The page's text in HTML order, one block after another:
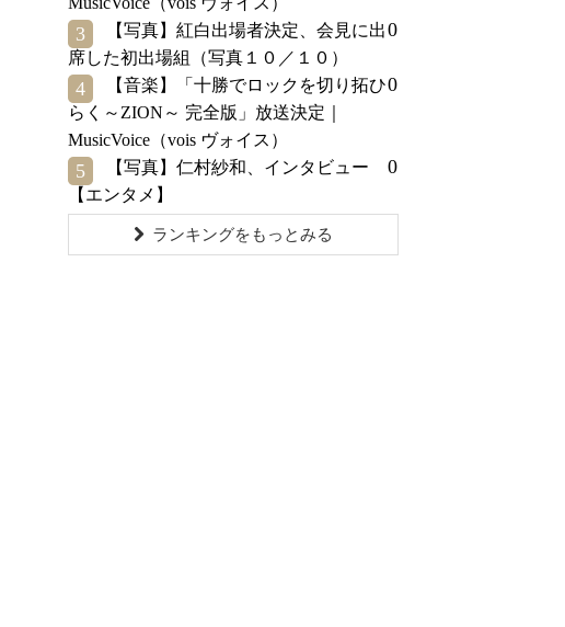
3
【写真】紅白出場者決定、会見に出
席した初出場組（写真１０／１０）
0
4
【音楽】「十勝でロックを切り拓ひ
らく～ZION～ 完全版」放送決定｜
MusicVoice（vois ヴォイス）
0
5
【写真】仁村紗和、インタビュー
【エンタメ】
0
ランキングをもっとみる